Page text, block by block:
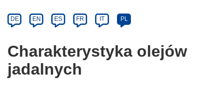
Category
Article
available
the
following
languages:
DE EN ES FR IT PL
Charakterystyka olejów
jadalnych